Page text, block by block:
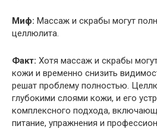
Миф: Массаж и скрабы могут
целлюлита.
Факт: Хотя массаж и скрабы
кожи и временно снизить
решат проблему полностью.
глубокими слоями кожи, и его
комплексного подхода,
питание, упражнения и